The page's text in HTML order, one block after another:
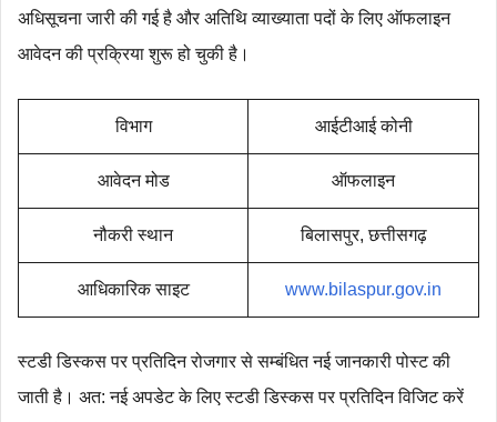
अधिसूचना जारी की गई है और अतिथि व्याख्याता पदों के लिए ऑफलाइन
आवेदन की प्रक्रिया शुरू हो चुकी है।
विभाग आईटीआई कोनी
आवेदन मोड ऑफलाइन
नौकरी स्थान बिलासपुर, छत्तीसगढ़
आधिकारिक साइट www.bilaspur.gov.in
स्टडी डिस्कस पर प्रतिदिन रोजगार से सम्बंधित नई जानकारी पोस्ट की
जाती है। अत: नई अपडेट के लिए स्टडी डिस्कस पर प्रतिदिन विजिट करें